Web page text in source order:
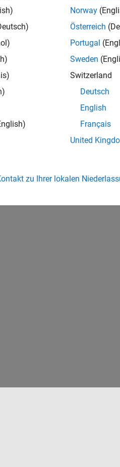
Norway
Österreich
Portugal
Sweden
Switzerland
Deutsch
English
Français
United
zu Ihrer lokalen